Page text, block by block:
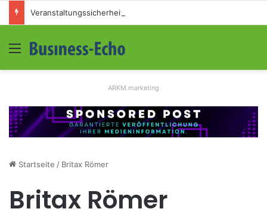
Menü
ARKM.marketing
Startseite / Britax Römer
Britax Römer